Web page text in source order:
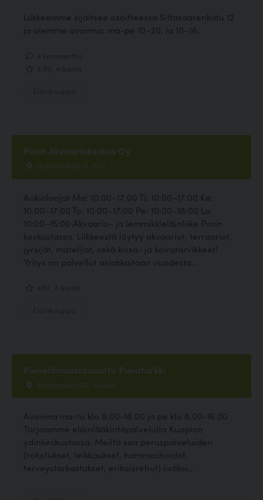
Liikkeemme sijaitsee osoitteessa Siltasaarenkatu 12
ja olemme avoinna: ma-pe 10–20, la 10–16.
Porin Akvaariokeskus Oy
Isolinnankatu 5, Pori
Aukioloajat Ma: 10:00–17:00 Ti: 10:00–17:00 Ke:
10:00–17:00 To: 10:00–17:00 Pe: 10:00–18:00 La:
10:00–15:00 Akvaario- ja lemmikkieläinliike Porin
keskustassa. Liikkeestä löytyy akvaariot, terraariot,
jyrsijät, matelijat, sekä kissa- ja koiratarvikkeet!
Yritys on palvellut asiakkaitaan vuodesta...
Pieneläinvastaanotto Punaturkki
Satamakatu 20, Kuopio
Avoinna ma-to klo 8.00-18.00 ja pe klo 8.00-16.00
Tarjoamme eläinlääkintäpalveluita Kuopion
ydinkeskustassa. Meiltä saa peruspalveluiden
(rokotukset, leikkaukset, hammashoidot,
terveystarkastukset, erikoisrehut) lisäksi...